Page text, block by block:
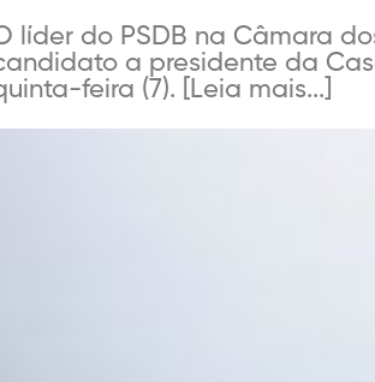
líder do PSDB na Câmara
a presidente da
feira (7). [Leia mais...]